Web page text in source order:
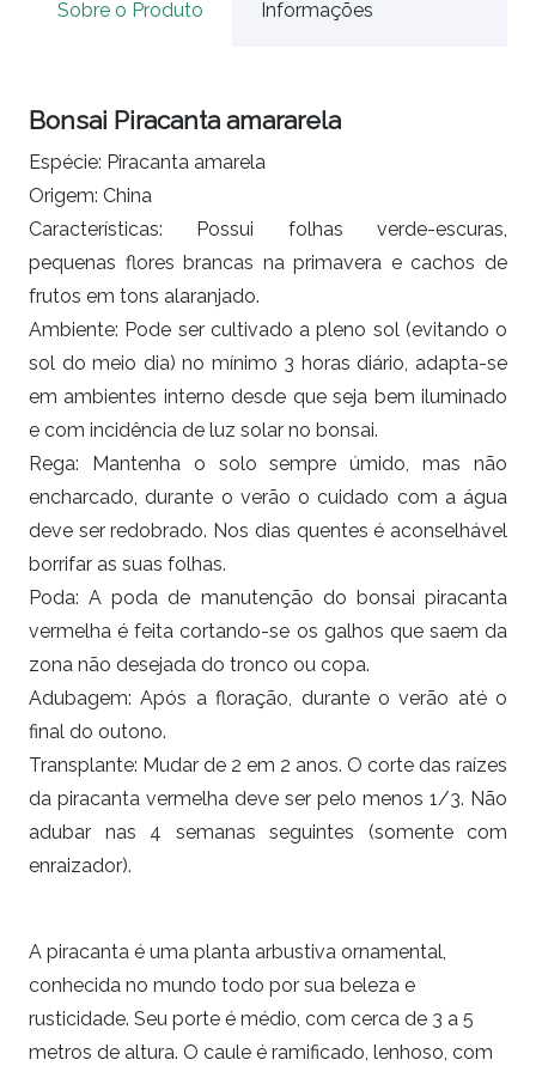
Sobre o Produto Informações
Bonsai Piracanta amararela
Espécie: Piracanta amarela
Origem: China
Características: Possui folhas verde-escuras,
pequenas flores brancas na primavera e cachos de
frutos em tons alaranjado.
Ambiente: Pode ser cultivado a pleno sol (evitando o
sol do meio dia) no mínimo 3 horas diário, adapta-se
em ambientes interno desde que seja bem iluminado
e com incidência de luz solar no bonsai.
Rega: Mantenha o solo sempre úmido, mas não
encharcado, durante o verão o cuidado com a água
deve ser redobrado. Nos dias quentes é aconselhável
borrifar as suas folhas.
Poda: A poda de manutenção do bonsai piracanta
vermelha é feita cortando-se os galhos que saem da
zona não desejada do tronco ou copa.
Adubagem: Após a floração, durante o verão até o
final do outono.
Transplante: Mudar de 2 em 2 anos. O corte das raízes
da piracanta vermelha deve ser pelo menos 1/3. Não
adubar nas 4 semanas seguintes (somente com
enraizador).
A piracanta é uma planta arbustiva ornamental,
conhecida no mundo todo por sua beleza e
rusticidade. Seu porte é médio, com cerca de 3 a 5
metros de altura. O caule é ramificado, lenhoso, com